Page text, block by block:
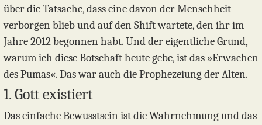
über die Tatsache, dass eine davon der Menschheit
verborgen blieb und auf den Shift wartete, den ihr im
Jahre 2012 begonnen habt. Und der eigentliche Grund,
warum ich diese Botschaft heute gebe, ist das »Erwachen
des Pumas«. Das war auch die Prophezeiung der Alten.
1. Gott existiert
Das einfache Bewusstsein ist die Wahrnehmung und das